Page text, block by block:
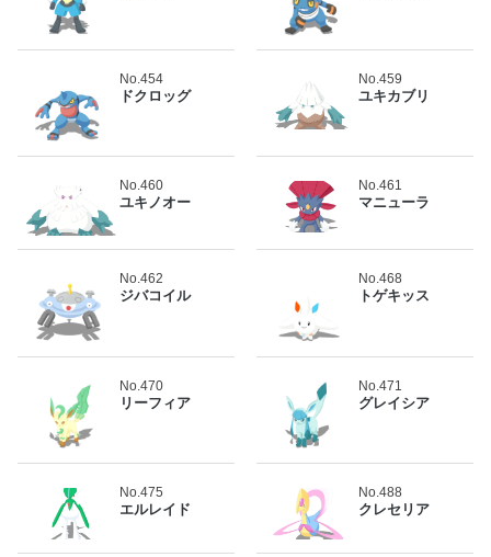
No.454
ドクロッグ
No.459
ユキカブリ
No.460
ユキノオー
No.461
マニューラ
No.462
ジバコイル
No.468
トゲキッス
No.470
リーフィア
No.471
グレイシア
No.475
エルレイド
No.488
クレセリア